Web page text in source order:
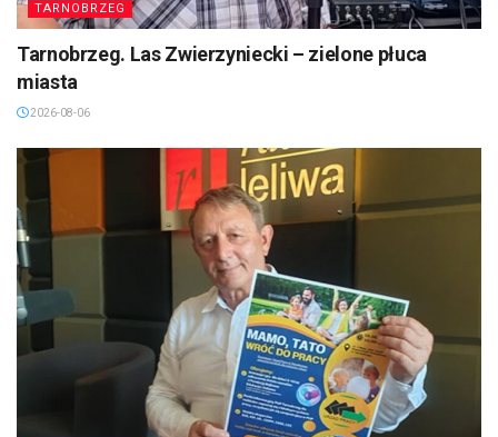
TARNOBRZEG
Tarnobrzeg. Las Zwierzyniecki – zielone płuca
miasta
2026-08-06